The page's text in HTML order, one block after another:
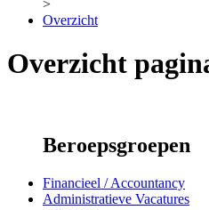
>
Overzicht
Overzicht
Beroepsgroepen
Financieel / Accountancy
Administratieve Vacatures